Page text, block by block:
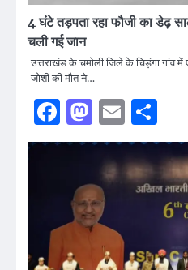
4 घंटे तड़पता रहा फौजी का डेढ़
चली गई जान
उत्तराखंड के चमोली जिले के चिड़ंगा गांव
जोशी की मौत ने…
Facebook
Mastodon
Email